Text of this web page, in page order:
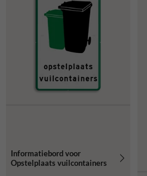
Informatiebord voor
Opstelplaats vuilcontainers